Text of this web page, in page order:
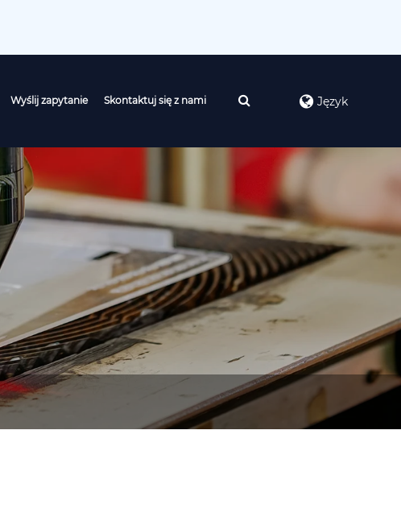
Wyślij zapytanie Skontaktuj się z nami Język